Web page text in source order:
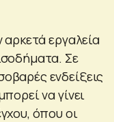
αρκετά εργαλεία
Σε
ενδείξεις
να γίνει
όπου οι